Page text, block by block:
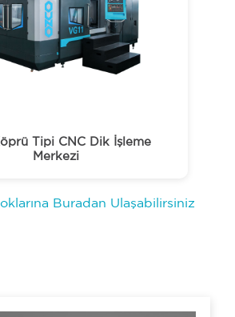
Tipi CNC Dik İşleme
Merkezi
Buradan Ulaşabilirsiniz